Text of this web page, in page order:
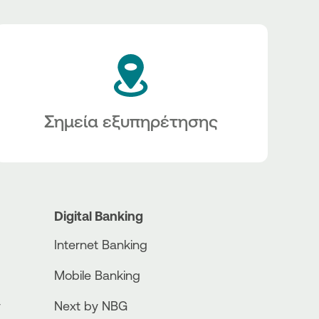
Σημεία εξυπηρέτησης
Digital Banking
Internet Banking
Mobile Banking
Next by NBG